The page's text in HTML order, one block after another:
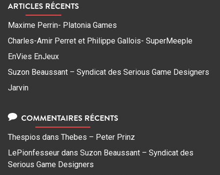
ARTICLES RÉCENTS
Maxime Perrin- Platonia Games
Charles-Amir Perret et Philippe Gallois- SuperMeeple
EnVies EnJeux
Suzon Beaussant – Syndicat des Serious Game Designers
Jarvin
COMMENTAIRES RÉCENTS
Thespios dans Thebes – Peter Prinz
LePionfesseur dans Suzon Beaussant – Syndicat des
Serious Game Designers